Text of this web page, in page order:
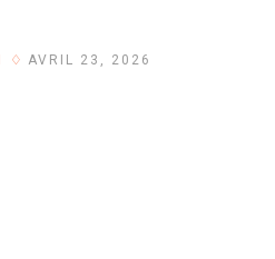
AVRIL 23, 2026